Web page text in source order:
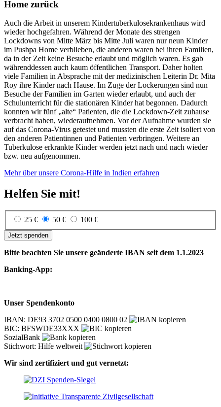
Home zurück
Auch die Arbeit in unserem Kindertuberkulosekrankenhaus wird
wieder hochgefahren. Während der Monate des strengen
Lockdowns von Mitte März bis Mitte Juli waren nur neun Kinder
im Pushpa Home verblieben, die anderen waren bei ihren Familien,
da in der Zeit keine Besuche erlaubt und möglich waren. Es gab
währenddessen auch kaum öffentlichen Transport. Daher holten
viele Familien in Absprache mit der medizinischen Leiterin Dr. Mita
Roy ihre Kinder nach Hause. Im Zuge der Lockerungen sind nun
Besuche der Familien im Garten wieder erlaubt, und auch der
Schulunterricht für die stationären Kinder hat begonnen. Dadurch
konnten wir fünf „alte“ Patienten, die die Lockdown-Zeit zuhause
verbracht haben, wiederaufnehmen. Vor der Aufnahme wurden sie
auf das Corona-Virus getestet und mussten die erste Zeit isoliert von
den anderen Patientinnen und Patienten verbringen. Weitere an
Tuberkulose erkrankte Kinder werden jetzt nach und nach wieder
bzw. neu aufgenommen.
Mehr über unsere Corona-Hilfe in Indien erfahren
Helfen Sie mit!
25 € 50 € 100 €
Jetzt spenden
Bitte beachten Sie unsere geänderte IBAN seit dem 1.1.2023
Banking-App:
Unser Spendenkonto
IBAN: DE93 3702 0500 0400 0800 02
BIC: BFSWDE33XXX
SozialBank
Stichwort: Hilfe weltweit
Wir sind zertifiziert und gut vernetzt: